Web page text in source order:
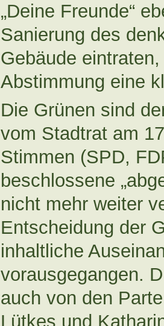
„Deine Freunde“
Sanierung des
Gebäude
Abstimmung eine
Die Grünen sind
vom Stadtrat am
Stimmen (SPD,
beschlossene
nicht mehr weiter
Entscheidung der
inhaltliche
vorausgegangen.
auch von den
Lütkes und